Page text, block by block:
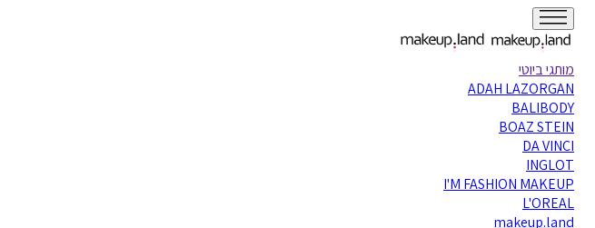
מותגי ביוטי
ADAH LAZORGAN
BALIBODY
BOAZ STEIN
DA VINCI
INGLOT
I'M FASHION MAKEUP
L'OREAL
makeup.land